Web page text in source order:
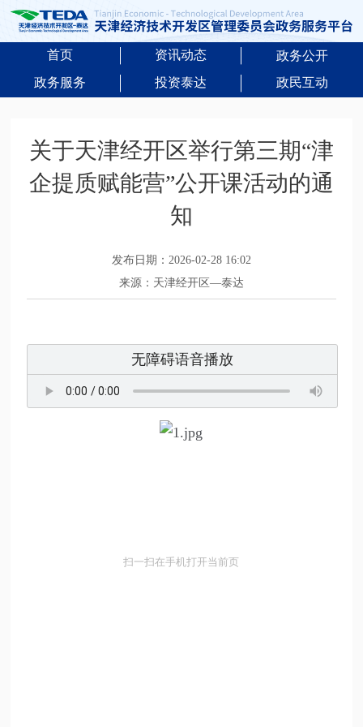
首页 资讯动态
政务公开
政务服务
投资泰达 政民互动
关于天津经开区举行第三期“津
企提质赋能营”公开课活动的通
知
发布日期：2026-02-28 16:02
来源：天津经开区—泰达
无障碍语音播放
扫一扫在手机打开当前页